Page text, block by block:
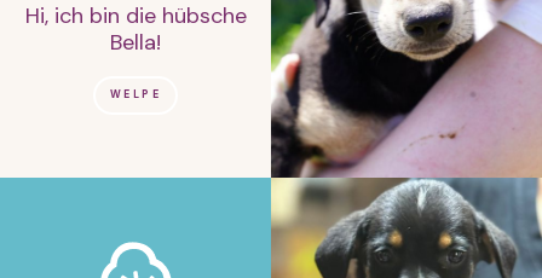
Hi, ich bin die hübsche
Bella!
WELPE